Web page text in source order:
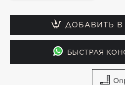
ДОБАВИТЬ В
БЫСТРАЯ